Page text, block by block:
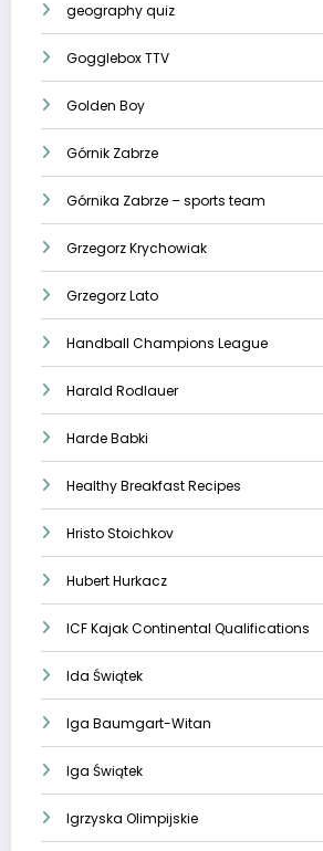
geography quiz
Gogglebox TTV
Golden Boy
Górnik Zabrze
Górnika Zabrze – sports team
Grzegorz Krychowiak
Grzegorz Lato
Handball Champions League
Harald Rodlauer
Harde Babki
Healthy Breakfast Recipes
Hristo Stoichkov
Hubert Hurkacz
ICF Kajak Continental Qualifications
Ida Świątek
Iga Baumgart-Witan
Iga Świątek
Igrzyska Olimpijskie